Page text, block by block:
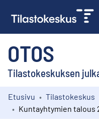
OTOS
Tilastokeskuksen
Kokoelmat
Etusivu Tilastokeskus
Kuntayhtymien talous